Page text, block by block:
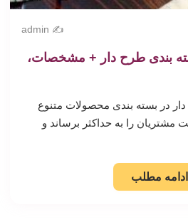
✍️ admin
بندی طرح دار + مشخصات،
در بسته بندی محصولات متنوع
مشتریان را به حداکثر برساند و
ادامه مطلب